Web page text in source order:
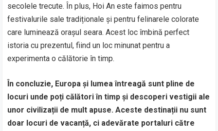
secolele trecute. În plus, Hoi An este faimos pentru
festivalurile sale tradiționale și pentru felinarele colorate
care luminează orașul seara. Acest loc îmbină perfect
istoria cu prezentul, fiind un loc minunat pentru a
experimenta o călătorie în timp.
În concluzie, Europa și lumea întreagă sunt pline de
locuri unde poți călători în timp și descoperi vestigii ale
unor civilizații de mult apuse. Aceste destinații nu sunt
doar locuri de vacanță, ci adevărate portaluri către